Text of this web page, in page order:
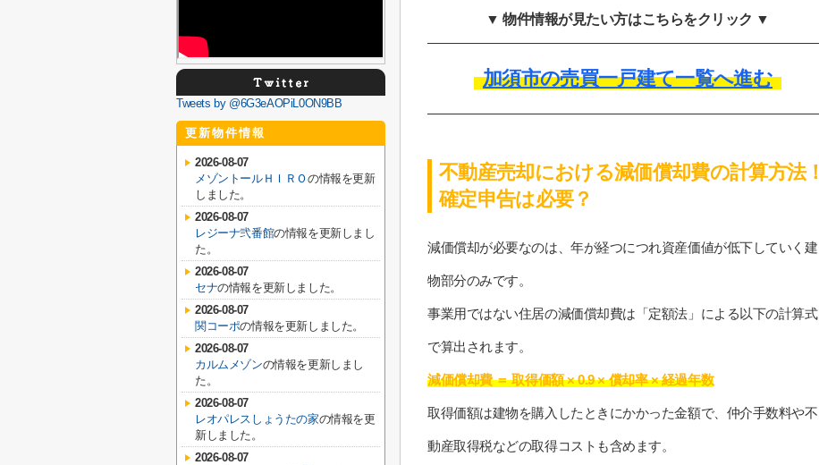
▼ 物件情報が見たい方はこちらをクリック ▼
加須市の売買一戸建て一覧へ進む
不動産売却における減価償却費の計算方法！
確定申告は必要？
減価償却が必要なのは、年が経つにつれ資産価値が低下していく建
物部分のみです。
事業用ではない住居の減価償却費は「定額法」による以下の計算式
で算出されます。
減価償却費 ＝ 取得価額 × 0.9 × 償却率 × 経過年数
取得価額は建物を購入したときにかかった金額で、仲介手数料や不
動産取得税などの取得コストも含めます。
Tweets by @6G3eAOPiL0ON9BB
更新物件情報
2026-08-07
メゾントールＨＩＲＯの情報を更新
しました。
2026-08-07
レジーナ弐番館の情報を更新しまし
た。
2026-08-07
セナの情報を更新しました。
2026-08-07
関コーポの情報を更新しました。
2026-08-07
カルムメゾンの情報を更新しまし
た。
2026-08-07
レオパレスしょうたの家の情報を更
新しました。
2026-08-07